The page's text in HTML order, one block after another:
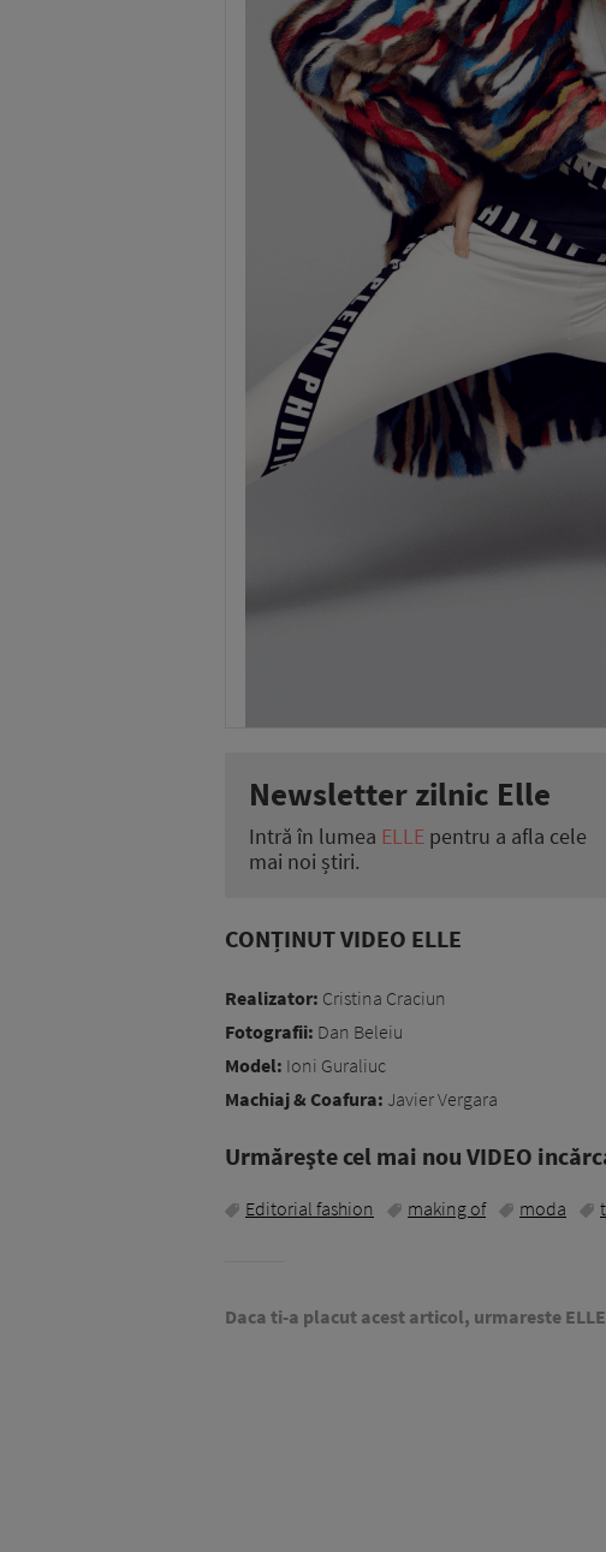
Newsletter zilnic Elle
Intră în lumea ELLE pentru a afla cele
mai noi știri.
CONȚINUT VIDEO ELLE
Realizator: Cristina Craciun
Fotografii: Dan Beleiu
Model: Ioni Guraliuc
Machiaj & Coafura: Javier Vergara
Urmăreşte cel mai nou VIDEO
Editorial fashion making of moda
Daca ti-a placut acest articol, urmareste